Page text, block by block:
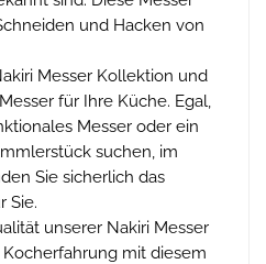
und Hacken von
Messer Kollektion und
für Ihre Küche. Egal,
Messer oder ein
suchen, im
Sie sicherlich das
Sie.
unserer Nakiri Messer
mit diesem